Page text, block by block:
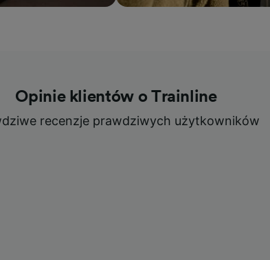
Opinie klientów o Trainline
recenzje prawdziwych użytkowników